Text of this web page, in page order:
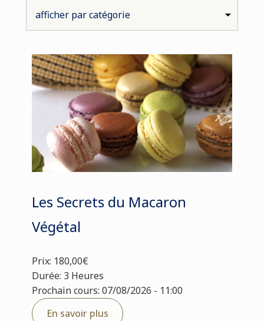
Les Secrets du Macaron
Végétal
Prix: 180,00€
Durée: 3 Heures
Prochain cours: 07/08/2026 - 11:00
En savoir plus